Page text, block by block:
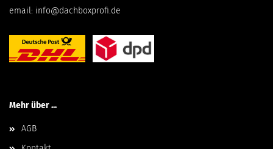
email: info@dachboxprofi.de
Mehr über ...
AGB